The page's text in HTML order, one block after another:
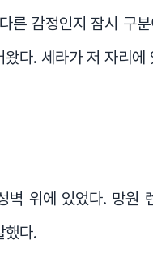
른 감정인지 잠시 구
다. 세라가 저 자리에
벽 위에 있었다. 망원
했다.